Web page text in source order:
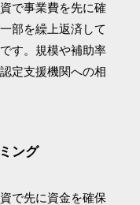
で事業費を先に確
部を繰上返済して
す。規模や補助率
定支援機関への相
ング
で先に資金を確保